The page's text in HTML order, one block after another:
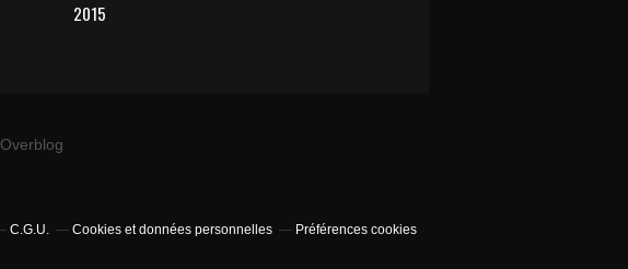
2015
Overblog
C.G.U. Cookies et données personnelles Préférences cookies